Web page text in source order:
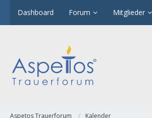
Dashboard Forum Mitglieder
Aspetos Trauerforum Kalender